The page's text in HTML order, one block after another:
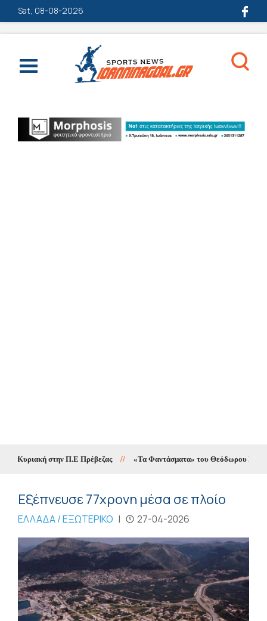
Sat, 08-08-2026
Κυριακή στην Π.Ε Πρέβεζας // «Τα Φαντάσματα» του Θεόδωρου
Εξέπνευσε 77χρονη μέσα σε πλοίο
ΕΛΛΑΔΑ / ΕΞΩΤΕΡΙΚΟ | 27-04-2026